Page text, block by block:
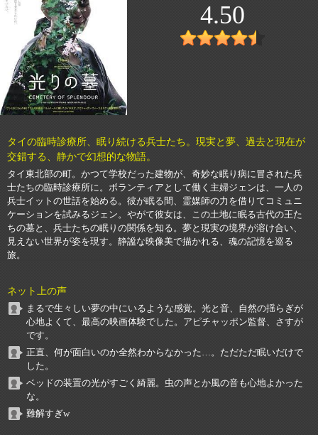
4.50
タイの臨時診療所、眠り続ける兵士たち。現実と夢、過去と現在が
交錯する、静かで幻想的な物語。
タイ東北部の町。かつて学校だった建物が、奇妙な眠り病に冒された兵
士たちの臨時診療所に。ボランティアとして働く主婦ジェンは、一人の
兵士イットの世話を始める。彼が眠る間、霊媒師の力を借りてコミュニ
ケーションを試みるジェン。やがて彼女は、この土地に眠る古代の王た
ちの墓と、兵士たちの眠りの関係を知る。夢と現実の境界が溶け合い、
見えない世界が姿を現す。静謐な映像美で描かれる、魂の記憶を巡る
旅。
ネット上の声
まるで生々しい夢の中にいるような感覚。光と音、自然の揺らぎが
心地よくて、最高の映画体験でした。アピチャッポン監督、さすが
です。
正直、何が面白いのか全然わからなかった…。ただただ眠いだけで
した。
ベッドの装置の光がすごく綺麗。虫の声とか風の音も心地よかった
な。
難解すぎw